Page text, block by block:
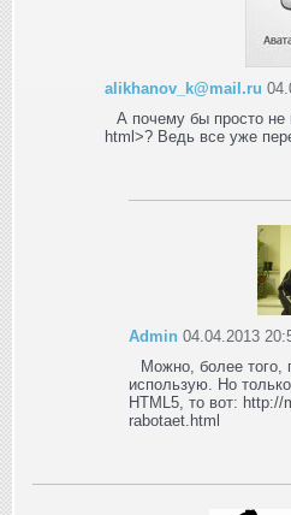
alikhanov_k@mail.ru
А почему бы просто не
html>? Ведь все уже
Admin 04.04.2013
Можно, более того,
использую. Но
HTML5, то вот:
rabotaet.html